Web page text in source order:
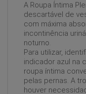
A Roupa Íntima
descartável de
com máxima
incontinência
noturno.
Para utilizar,
indicador azul na
roupa íntima
pelas pernas. A
houver